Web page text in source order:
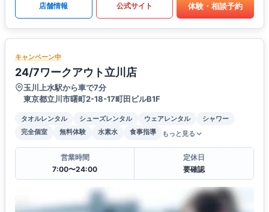
店舗情報 公式サイト 体験・相談予約
キャンペーン中
24/7ワークアウト立川店
玉川上水駅から車で7分
東京都立川市曙町2-18-17町田ビルB1F
タオルレンタル シューズレンタル ウェアレンタル
シャワー
完全個室
無料体験 水素水 食事指導 もっと見る
営業時間
7:00〜24:00
定休日
要確認